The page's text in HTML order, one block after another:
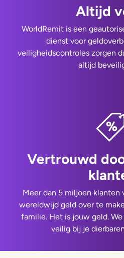
Altijd
WorldRemit is een
dienst voor
veiligheidscontroles zorgen
altijd
Vertrouwd
Meer dan 5 miljoen klanten
wereldwijd geld over te
familie. Het is jouw geld.
veilig bij je